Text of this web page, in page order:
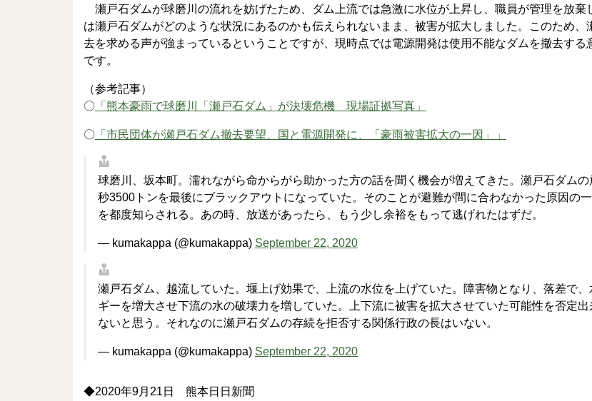
瀬戸石ダムが球磨川の流れを妨げたため、ダム上流では急激に水位が上昇し、職員が管理を放棄
は瀬戸石ダムがどのような状況にあるのかも伝えられないまま、被害が拡大しました。このため、
去を求める声が強まっているということですが、現時点では電源開発は使用不能なダムを撤去する
です。
（参考記事）
〇 「熊本豪雨で球磨川「瀬戸石ダム」が決壊危機 現場証拠写真」
〇 「市民団体が瀬戸石ダム撤去要望、国と電源開発に、「豪雨被害拡大の一因」」
球磨川、坂本町。濡れながら命からがら助かった方の話を聞く機会が増えてきた。瀬戸石ダム
秒3500トンを最後にブラックアウトになっていた。そのことが避難が間に合わなかった原因の
を都度知らされる。あの時、放送があったら、もう少し余裕をもって逃げれたはずだ。
— kumakappa (@kumakappa) September 22, 2020
瀬戸石ダム、越流していた。堰上げ効果で、上流の水位を上げていた。障害物となり、落差で
ギーを増大させ下流の水の破壊力を増していた。上下流に被害を拡大させていた可能性を否定
ないと思う。それなのに瀬戸石ダムの存続を拒否する関係行政の長はいない。
— kumakappa (@kumakappa) September 22, 2020
◆2020年9月21日 熊本日日新聞